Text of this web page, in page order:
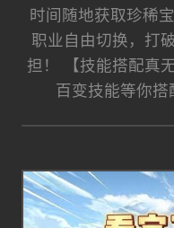
时间随地获取珍稀
职业自由切换，打
担！ 【技能搭配真
百变技能等你搭